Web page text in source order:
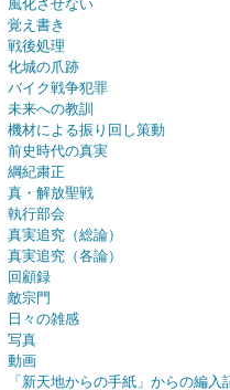
覚え書き
戦後処理
化城の爪跡
バイク戦争犯罪
未来への教訓
機材による振り回し策動
前史時代の真実
綱紀粛正
真・解放聖戦
執行部会
真実追究（総論）
真実追究（各論）
回顧録
敵宗門
日々の雑感
写真
動画
「新天地からの手紙」からの編入